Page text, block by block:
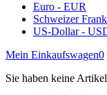
Euro - EUR
Schweizer
US-Dollar -
Mein Einkaufswagen0
Sie haben keine